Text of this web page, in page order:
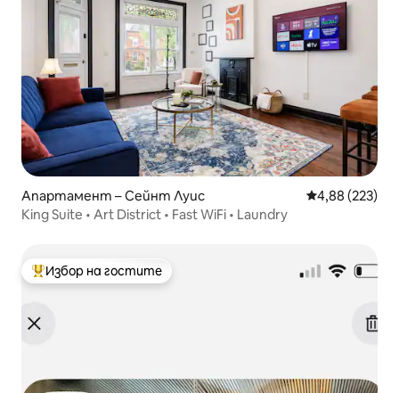
Апартамент – Сейнт Луис Средна
4,88 (223)
King Suite • Art District • Fast WiFi • Laundry
Най-популярен избор на гостите
Избор на гостите